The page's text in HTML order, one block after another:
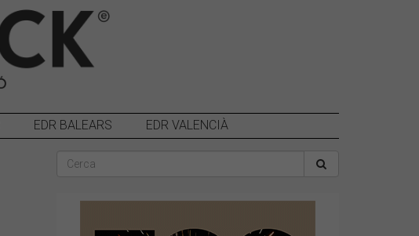
EDR BALEARS EDR VALENCIÀ